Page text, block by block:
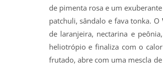
de pimenta rosa e um
patchuli, sândalo e fava tonka. O
de laranjeira, nectarina e
heliotrópio e finaliza com o
frutado, abre com uma mescla